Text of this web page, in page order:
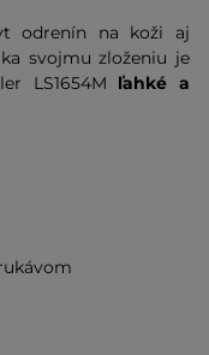
odrenín na koži aj
svojmu zloženiu je
LS1654M ľahké a